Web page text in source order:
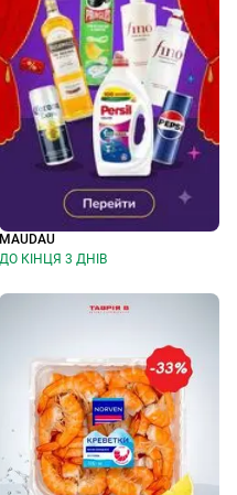
MAUDAU
ДО КІНЦЯ 3 ДНІВ